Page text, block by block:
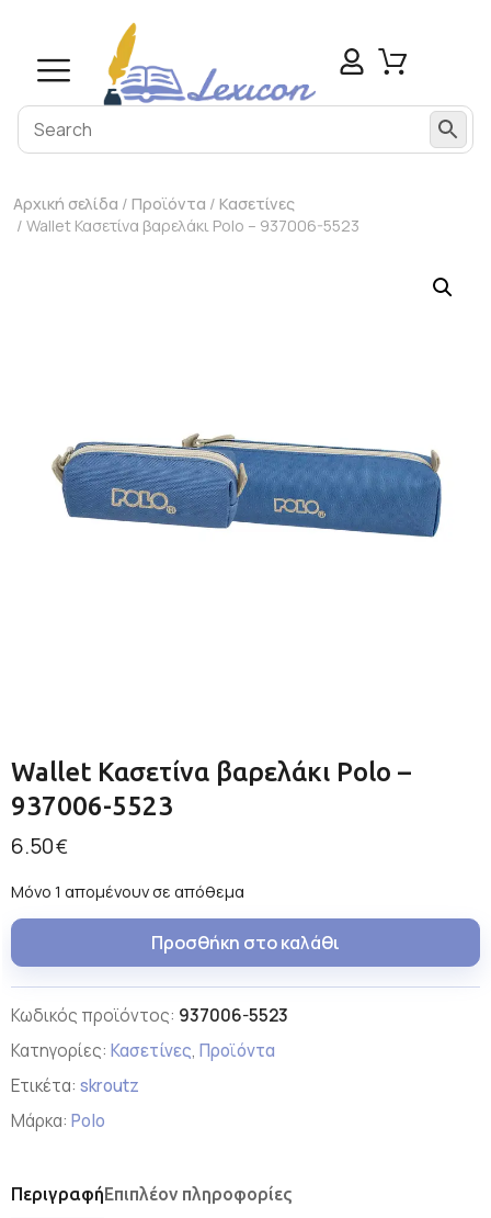
Αρχική σελίδα / Προϊόντα / Κασετίνες
/ Wallet Κασετίνα βαρελάκι Polo – 937006-5523
Wallet Κασετίνα βαρελάκι Polo –
937006-5523
6.50€
Μόνο 1 απομένουν σε απόθεμα
Προσθήκη στο καλάθι
Κωδικός προϊόντος: 937006-5523
Κατηγορίες: Κασετίνες, Προϊόντα
Ετικέτα: skroutz
Μάρκα: Polo
ΠεριγραφήΕπιπλέον πληροφορίες